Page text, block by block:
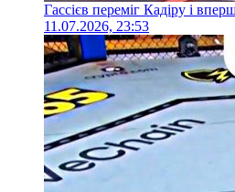
Гассієв переміг Кадіру і
11.07.2026, 23:53